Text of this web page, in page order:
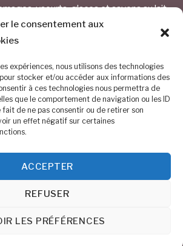
le consentement aux
expériences, nous utilisons des technologies
stocker et/ou accéder aux informations des
à ces technologies nous permettra de
que le comportement de navigation ou les ID
fait de ne pas consentir ou de retirer son
un effet négatif sur certaines
ACCEPTER
REFUSER
LES PRÉFÉRENCES
yaourts, glaces et savons au lait
de chèvre
Bavon 1 – 1325 Chaumont-Gistoux
BE 0884.254.374
info@altitude150.be